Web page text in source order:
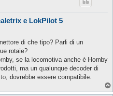
e LokPilot 5
di che tipo? Parli di un
rotaie?
se la locomotiva anche è Hornby
ma un qualunque decoder di
dovrebbe essere compatibile.